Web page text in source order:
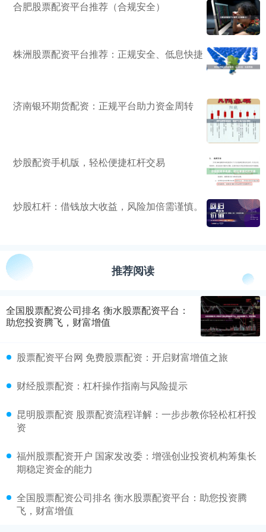
合肥股票配资平台推荐（合规安全）
株洲股票配资平台推荐：正规安全、低息快捷
济南银环期货配资：正规平台助力资金周转
炒股配资手机版，轻松便捷杠杆交易
炒股杠杆：借钱放大收益，风险加倍需谨慎。
推荐阅读
全国股票配资公司排名 衡水股票配资平台：
助您投资腾飞，财富增值
股票配资平台网 免费股票配资：开启财富增值之旅
财经股票配资：杠杆操作指南与风险提示
昆明股票配资 股票配资流程详解：一步步教你轻松杠杆投
资
福州股票配资开户 国家发改委：增强创业投资机构筹集长
期稳定资金的能力
全国股票配资公司排名 衡水股票配资平台：助您投资腾
飞，财富增值